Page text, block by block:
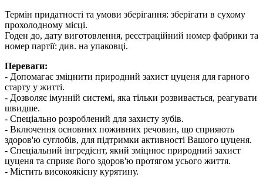
Термін придатності та умови зберігання: зберігати в сухому
прохолодному місці.
Годен до, дату виготовлення, реєстраційний номер фабрики та
номер партії: див. на упаковці.
Переваги:
- Допомагає зміцнити природний захист цуценя для гарного
старту у житті.
- Дозволяє імунній системі, яка тільки розвивається, реагувати
швидше.
- Спеціально розроблений для захисту зубів.
- Включення основних поживних речовин, що сприяють
здоров'ю суглобів, для підтримки активності Вашого цуценя.
- Спеціальний інгредієнт, який зміцнює природний захист
цуценя та сприяє його здоров'ю протягом усього життя.
- Містить високоякісну курятину.